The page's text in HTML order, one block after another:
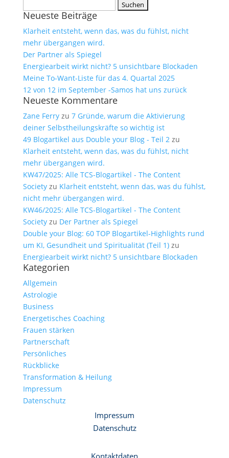
nach:
Neueste Beiträge
Klarheit entsteht, wenn das, was du fühlst, nicht
mehr übergangen wird.
Der Partner als Spiegel
Energiearbeit wirkt nicht? 5 unsichtbare Blockaden
Meine To-Want-Liste für das 4. Quartal 2025
12 von 12 im September -Samos hat uns zurück
Neueste Kommentare
Zane Ferryzu 7 Gründe, warum die Aktivierung
deiner Selbstheilungskräfte so wichtig ist
49 Blogartikel aus Double your Blog - Teil 2zu
Klarheit entsteht, wenn das, was du fühlst, nicht
mehr übergangen wird.
KW47/2025: Alle TCS-Blogartikel - The Content
Societyzu Klarheit entsteht, wenn das, was du fühlst,
nicht mehr übergangen wird.
KW46/2025: Alle TCS-Blogartikel - The Content
Societyzu Der Partner als Spiegel
Double your Blog: 60 TOP Blogartikel-Highlights rund
um KI, Gesundheit und Spiritualität (Teil 1)zu
Energiearbeit wirkt nicht? 5 unsichtbare Blockaden
Kategorien
Allgemein
Astrologie
Business
Energetisches Coaching
Frauen stärken
Partnerschaft
Persönliches
Rückblicke
Transformation & Heilung
Impressum
Datenschutz
Impressum
Datenschutz
Kontaktdaten